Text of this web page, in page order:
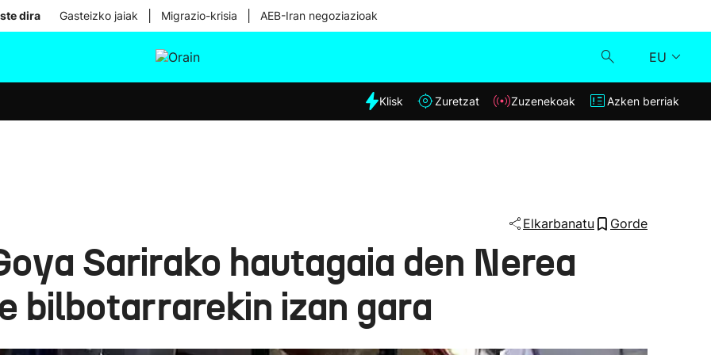
dira Gasteizko jaiak Migrazio-krisia AEB-Iran negoziazioak
EU
Eguraldia
Klisk
Klisk Zuretzat Zuzenekoak Azken berriak
Elkarbanatu Gorde
Sarirako hautagaia den Nerea
bilbotarrarekin izan gara